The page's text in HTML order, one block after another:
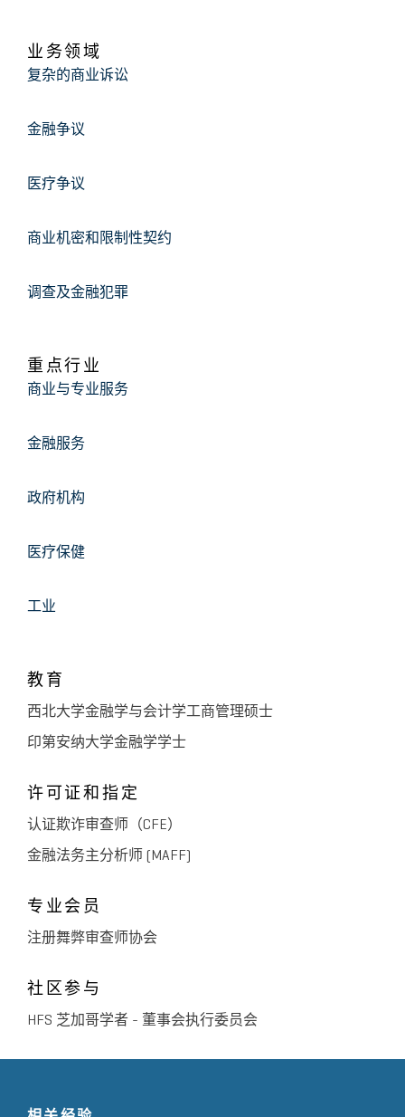
业务领域
复杂的商业诉讼
金融争议
医疗争议
商业机密和限制性契约
调查及金融犯罪
重点行业
商业与专业服务
金融服务
政府机构
医疗保健
工业
教育
西北大学金融学与会计学工商管理硕士
印第安纳大学金融学学士
许可证和指定
认证欺诈审查师（CFE）
金融法务主分析师 (MAFF)
专业会员
注册舞弊审查师协会
社区参与
HFS 芝加哥学者 - 董事会执行委员会